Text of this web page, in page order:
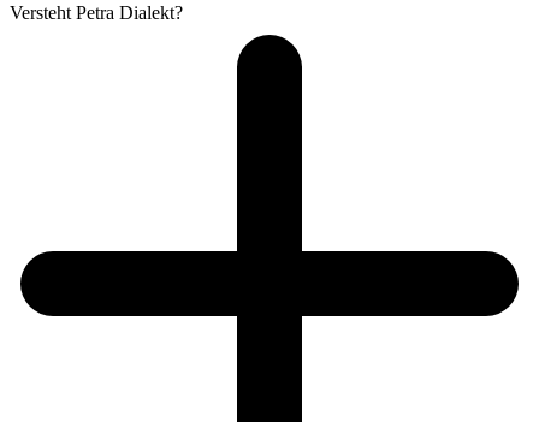
Versteht Petra Dialekt?